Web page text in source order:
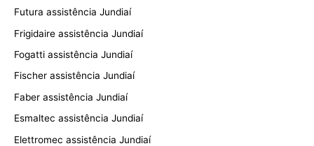
Futura assistência Jundiaí
Frigidaire assistência Jundiaí
Fogatti assistência Jundiaí
Fischer assistência Jundiaí
Faber assistência Jundiaí
Esmaltec assistência Jundiaí
Elettromec assistência Jundiaí